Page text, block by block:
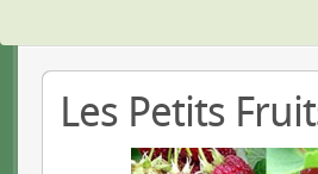
Les Petits